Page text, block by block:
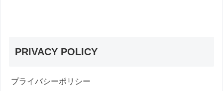
PRIVACY POLICY
プライバシーポリシー